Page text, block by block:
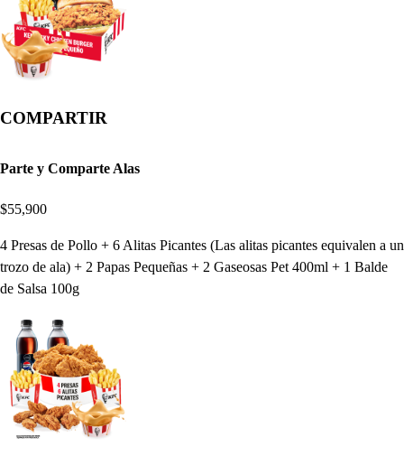
COMPARTIR
Parte y Comparte Alas
$55,900
4 Presas de Pollo + 6 Alitas Picantes (Las alitas picantes equivalen a un
trozo de ala) + 2 Papas Pequeñas + 2 Gaseosas Pet 400ml + 1 Balde
de Salsa 100g